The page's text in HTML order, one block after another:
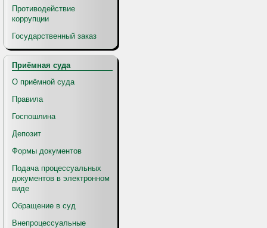
Противодействие
коррупции
Государственный заказ
Приёмная суда
О приёмной суда
Правила
Госпошлина
Депозит
Формы документов
Подача процессуальных
документов в электронном
виде
Обращение в суд
Внепроцессуальные